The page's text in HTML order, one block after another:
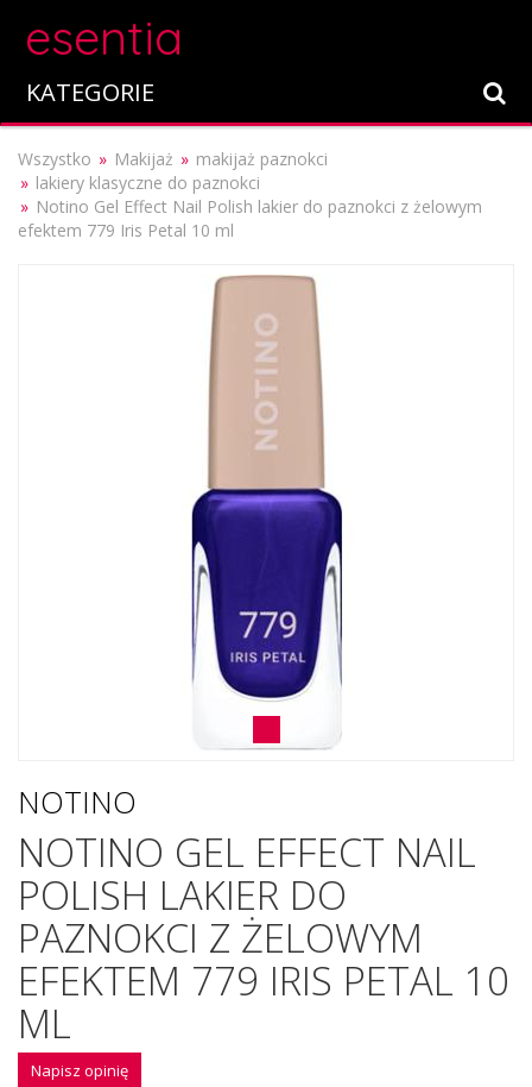
esentia
KATEGORIE
Wszystko Makijaż
makijaż paznokci
lakiery klasyczne do paznokci
Notino Gel Effect Nail Polish lakier do paznokci z żelowym
efektem 779 Iris Petal 10 ml
NOTINO
NOTINO GEL EFFECT NAIL
POLISH LAKIER DO
PAZNOKCI Z ŻELOWYM
EFEKTEM 779 IRIS PETAL 10
ML
Napisz opinię